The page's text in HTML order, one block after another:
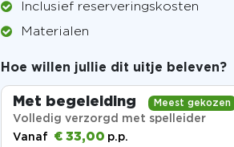
Inclusief reserveringskosten
Materialen
Hoe willen jullie dit uitje beleven?
Met begeleiding Meest gekozen
Volledig verzorgd met spelleider
Vanaf
€ 33,00 p.p.